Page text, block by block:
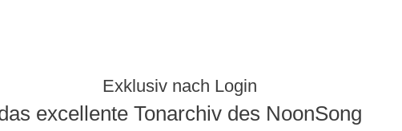
Exklusiv nach Login
excellente Tonarchiv des NoonSong